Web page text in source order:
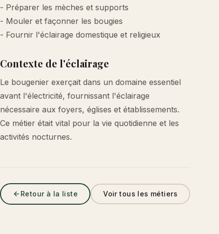
- Préparer les mèches et supports
- Mouler et façonner les bougies
- Fournir l'éclairage domestique et religieux
Contexte de l'éclairage
Le bougenier exerçait dans un domaine essentiel
avant l'électricité, fournissant l'éclairage
nécessaire aux foyers, églises et établissements.
Ce métier était vital pour la vie quotidienne et les
activités nocturnes.
Retour à la liste Voir tous les métiers